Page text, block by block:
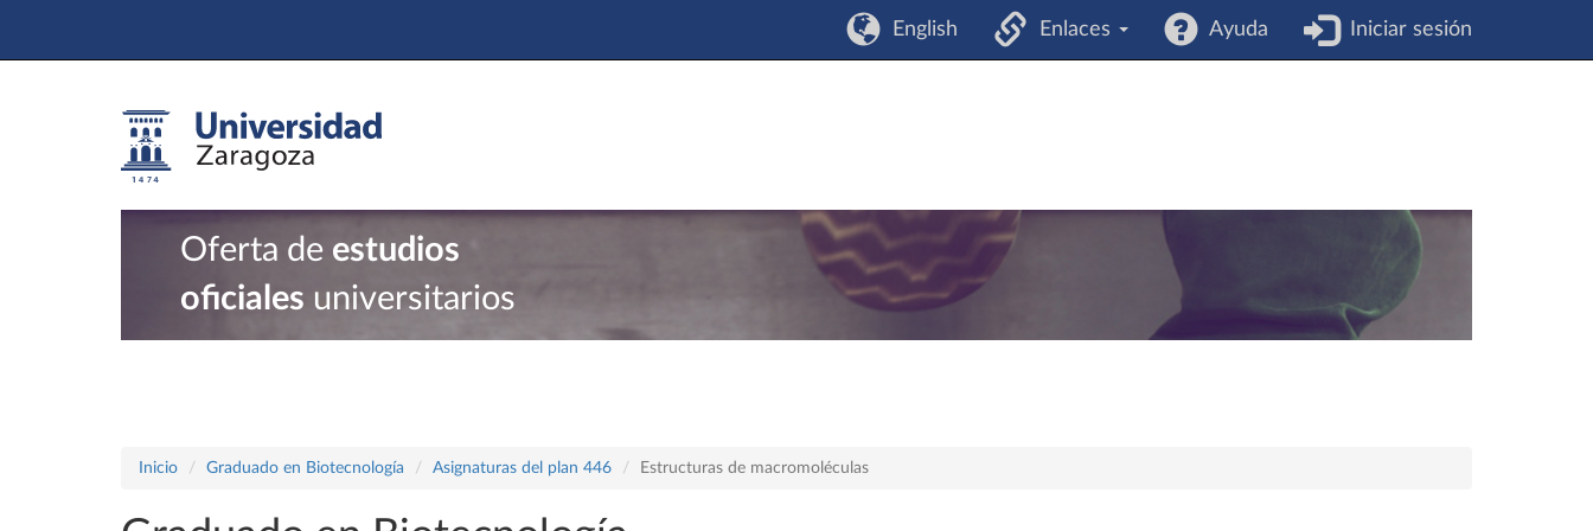
English Enlaces Ayuda Iniciar sesión
Oferta de estudios
oficiales universitarios
Inicio Graduado en Biotecnología Asignaturas del plan 446 Estructuras de macromoléculas